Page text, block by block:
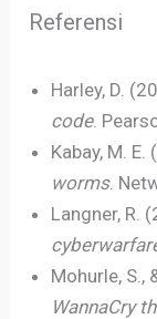
Referensi
Harley, D.
code.
Kabay, M. E.
worms.
Langner, R.
Mohurle, S.,
WannaCry